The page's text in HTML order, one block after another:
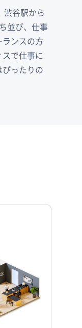
渋谷駅から
並び、仕事
ンスの方
で仕事に
ったりの